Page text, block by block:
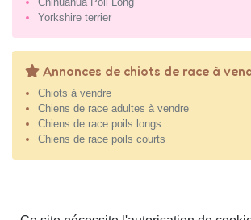
Yorkshire terrier
Annonces de chiots de race à
Chiots à vendre
Chiens de race adultes à vendre
Chiens de race poils longs
Chiens de race poils courts